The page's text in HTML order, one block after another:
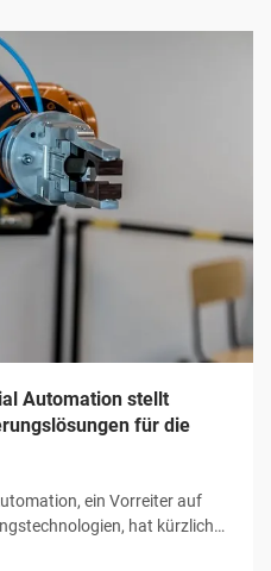
Automation stellt
für die
ein Vorreiter auf
hat kürzlich